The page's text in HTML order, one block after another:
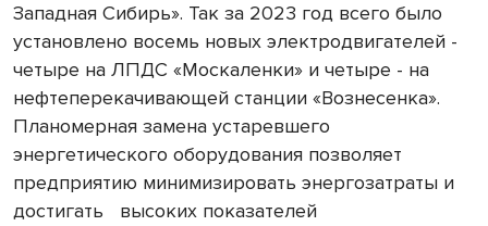
Западная Сибирь». Так за 2023 год всего было
установлено восемь новых электродвигателей -
четыре на ЛПДС «Москаленки» и четыре - на
нефтеперекачивающей станции «Вознесенка».
Планомерная замена устаревшего
энергетического оборудования позволяет
предприятию минимизировать энергозатраты и
достигать высоких показателей